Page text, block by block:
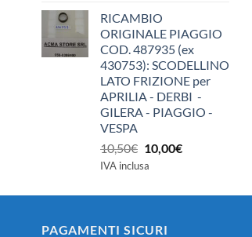
RICAMBIO
ORIGINALE PIAGGIO
COD. 487935 (ex
430753): SCODELLINO
LATO FRIZIONE per
APRILIA - DERBI -
GILERA - PIAGGIO -
VESPA
10,50€ Il
prezzo
era:
10,00€Il
è:
IVA inclusa
PAGAMENTI SICURI